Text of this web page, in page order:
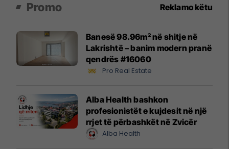
Promo Reklamo këtu
Banesë 98.96m² në shitje në
Lakrishtë – banim modern pranë
qendrës #16060
Pro Real Estate
Alba Health bashkon
profesionistët e kujdesit në një
rrjet të përbashkët në Zvicër
Alba Health